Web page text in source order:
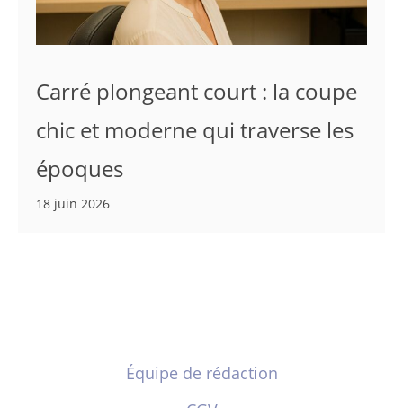
Carré plongeant court : la coupe
chic et moderne qui traverse les
époques
18 juin 2026
Équipe de rédaction